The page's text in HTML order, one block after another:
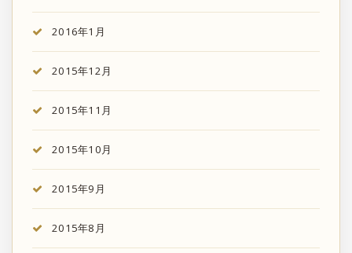
2016年1月
2015年12月
2015年11月
2015年10月
2015年9月
2015年8月